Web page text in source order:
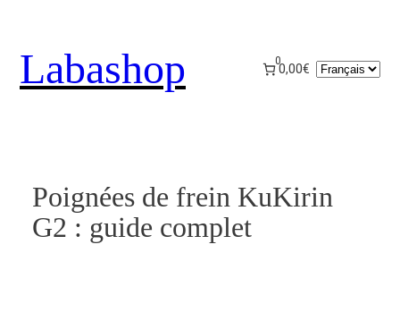
contenu
Labashop 0
0,00€
Choisir
Poignées de frein KuKirin
G2 : guide complet